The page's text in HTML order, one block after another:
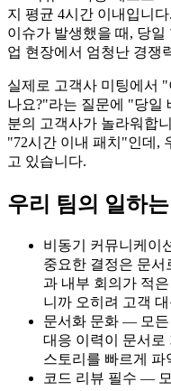
지 평균 4시간 이내입니
이슈가 발생했을 때, 당
업 현장에서 엄청난 경쟁
실제로 고객사 미팅에서
나요?"라는 질문에 "당일
분의 고객사가 놀라워합
"72시간 이내 패치"인데,
고 있습니다.
우리 팀의 일하
비동기 커뮤니케이
중요한 결정은 문서
과 내부 회의가 적
니까 오히려 고객
문서화 문화 — 모든
대응 이력이 문서로
스토리를 빠르게 파
코드 리뷰 필수 —